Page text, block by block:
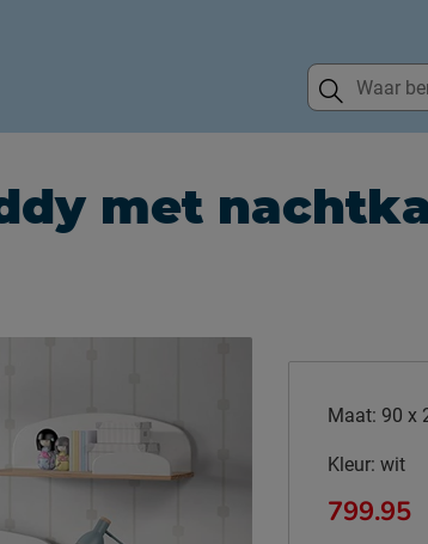
met
Maat: 90 x
Kleur: wit
799.95